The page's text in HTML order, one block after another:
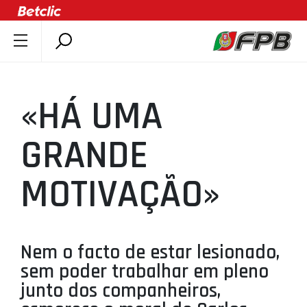
DOCUMENTOS
ÚLTIMAS
COMPETIÇÕES
ASSOCIAÇÕES
CLUBES
AGENTES
SELEÇÕES
MINIBASQUETE
«HÁ UMA
GRANDE
MOTIVAÇÃO»
Nem o facto de estar lesionado,
sem poder trabalhar em pleno
junto dos companheiros,